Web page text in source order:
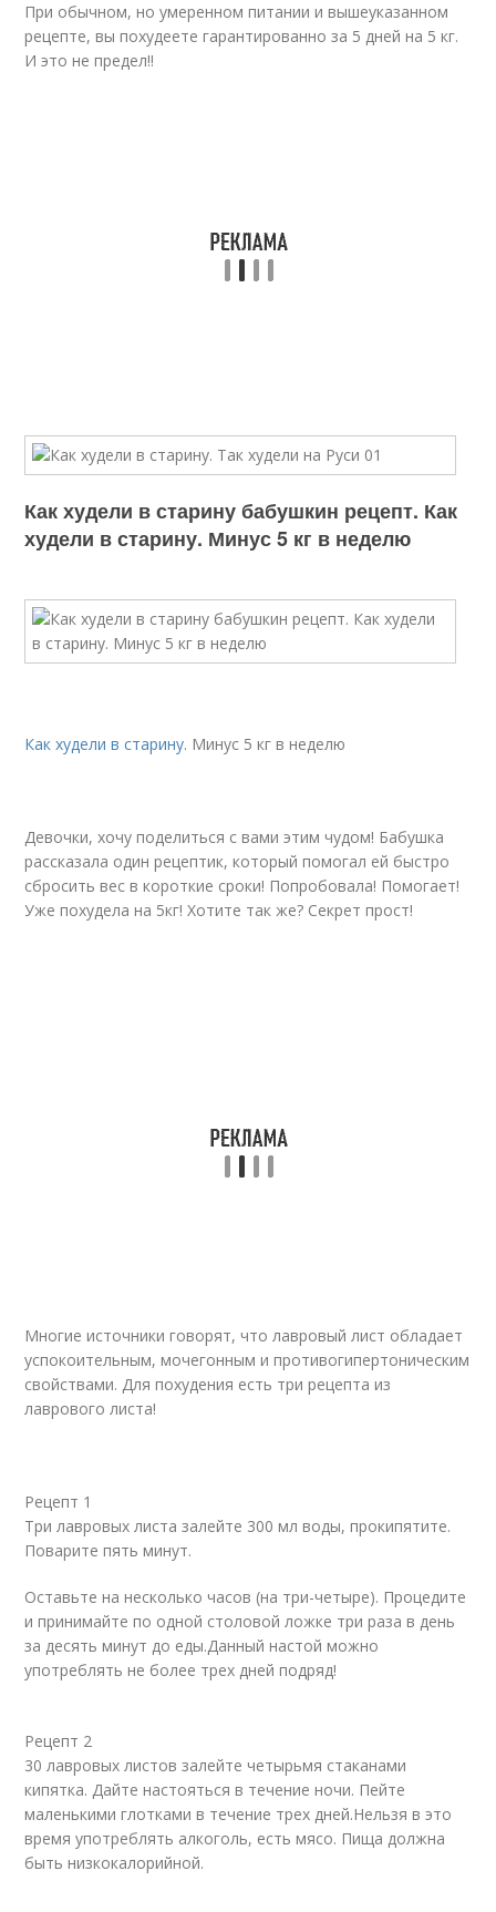
При обычном, но умеренном питании и вышеуказанном
рецепте, вы похудеете гарантированно за 5 дней на 5 кг.
И это не предел!!
Как худели в старину бабушкин рецепт. Как
худели в старину. Минус 5 кг в неделю
Как худели в старину. Минус 5 кг в неделю
Девочки, хочу поделиться с вами этим чудом! Бабушка
рассказала один рецептик, который помогал ей быстро
сбросить вес в короткие сроки! Попробовала! Помогает!
Уже похудела на 5кг! Хотите так же? Секрет прост!
Многие источники говорят, что лавровый лист обладает
успокоительным, мочегонным и противогипертоническим
свойствами. Для похудения есть три рецепта из
лаврового листа!
Рецепт 1
Три лавровых листа залейте 300 мл воды, прокипятите.
Поварите пять минут.
Оставьте на несколько часов (на три-четыре). Процедите
и принимайте по одной столовой ложке три раза в день
за десять минут до еды.Данный настой можно
употреблять не более трех дней подряд!
Рецепт 2
30 лавровых листов залейте четырьмя стаканами
кипятка. Дайте настояться в течение ночи. Пейте
маленькими глотками в течение трех дней.Нельзя в это
время употреблять алкоголь, есть мясо. Пища должна
быть низкокалорийной.